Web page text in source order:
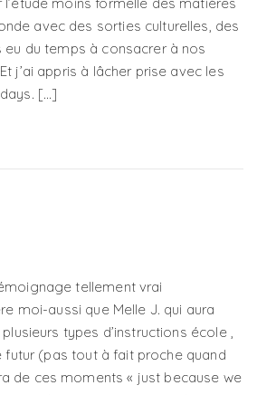
avec des sorties culturelles, des
eu du temps à consacrer à nos
j’ai appris à lâcher prise avec les
[…]
tellement vrai
moi-aussi que Melle J. qui aura
types d’instructions école ,
futur (pas tout à fait proche quand
de ces moments « just because we